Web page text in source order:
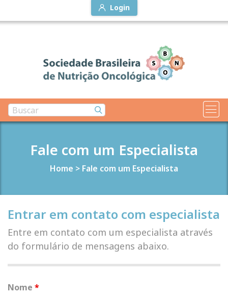
Login
Fale com um Especialista
Home > Fale com um Especialista
Entrar em contato com especialista
Entre em contato com um especialista através
do formulário de mensagens abaixo.
Nome *